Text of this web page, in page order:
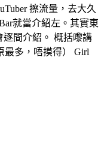
擦流量，去大久
就當介紹左。其實東
間介紹。 概括嚟講
最多，唔摸得） Girl